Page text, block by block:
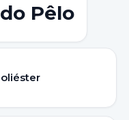
Pêlo